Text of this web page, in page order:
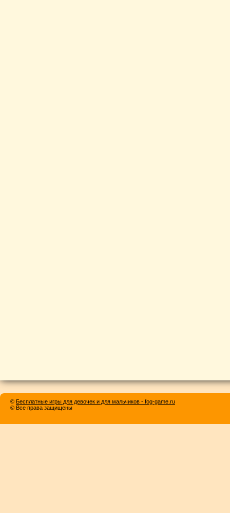
© Бесплатные игры для девочек и для мальчиков - fog-game.ru
© Все права защищены